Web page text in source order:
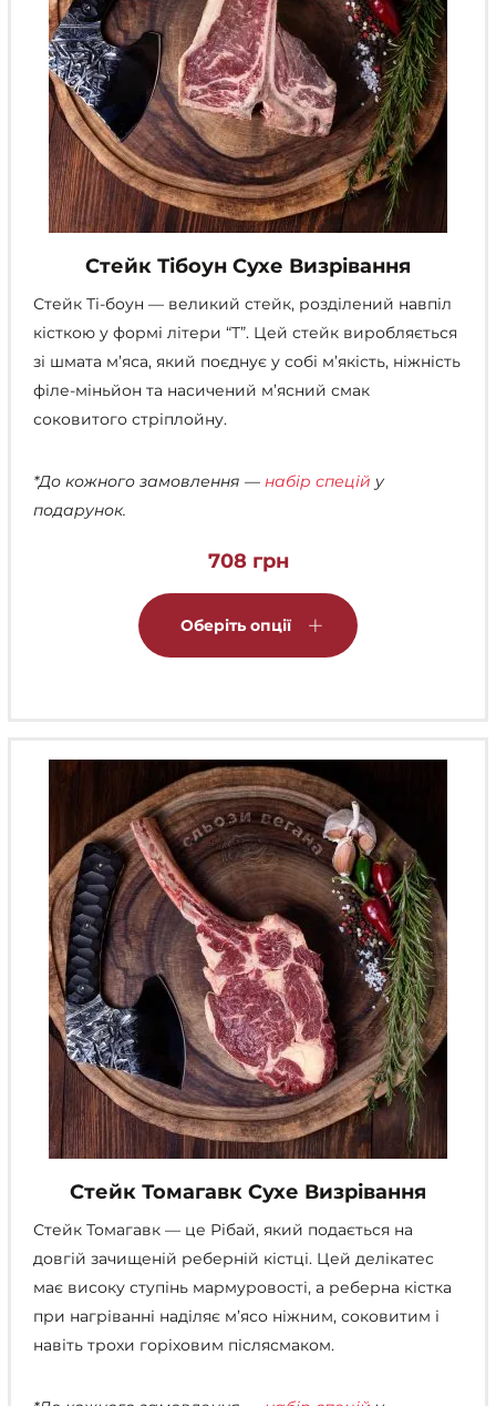
Стейк Тібоун Сухе Визрівання
Стейк Ті-боун — великий стейк, розділений навпіл
кісткою у формі літери “Т”. Цей стейк виробляється
зі шмата м’яса, який поєднує у собі м’якість, ніжність
філе-міньйон та насичений м’ясний смак
соковитого стріплойну.
*До кожного замовлення — набір спецій у
подарунок.
708 грн
Оберіть опції
можна
вибрати
на
сторінці
товару
Стейк Томагавк Сухе Визрівання
Стейк Томагавк — це Рібай, який подається на
довгій зачищеній реберній кістці. Цей делікатес
має високу ступінь мармуровості, а реберна кістка
при нагріванні наділяє м’ясо ніжним, соковитим і
навіть трохи горіховим післясмаком.